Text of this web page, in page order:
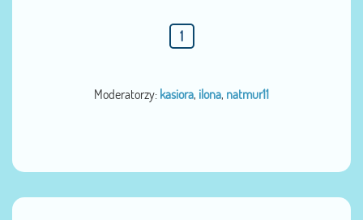
1
Moderatorzy: kasiora, ilona, natmur11